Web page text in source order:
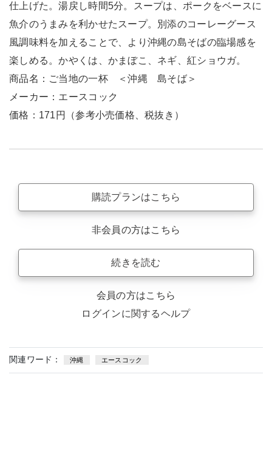
仕上げた。湯戻し時間5分。スープは、ポークをベースに
魚介のうまみを利かせたスープ。別添のコーレーグース
風調味料を加えることで、より沖縄の島そばの臨場感を
楽しめる。かやくは、かまぼこ、ネギ、紅ショウガ。
商品名：ご当地の一杯 ＜沖縄 島そば＞
メーカー：エースコック
価格：171円（参考小売価格、税抜き）
購読プランはこちら
非会員の方はこちら
続きを読む
会員の方はこちら
ログインに関するヘルプ
関連ワード： 沖縄 エースコック